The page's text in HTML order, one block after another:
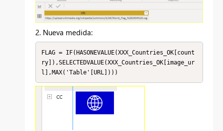
2. Nueva medida:
FLAG = IF(HASONEVALUE(XXX_Countries_OK[count
ry]),SELECTEDVALUE(XXX_Countries_OK[image_ur
l],MAX('Table'[URL])))